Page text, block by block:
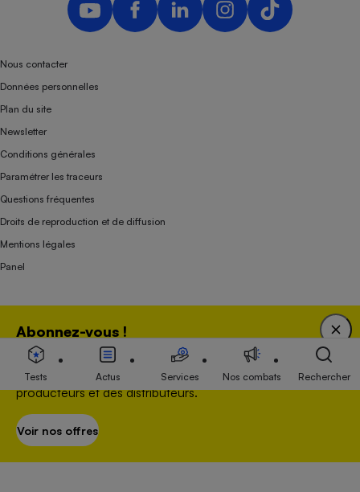
Abonnez-vous !
Bénéficiez d'une expertise unique tout en soutenant
une association 100 % indépendante de l'Etat, des
producteurs et des distributeurs.
Voir nos offres
Nous contacter
Données personnelles
Plan du site
Newsletter
Conditions générales
Paramétrer les traceurs
Questions fréquentes
Droits de reproduction et de diffusion
Mentions légales
Panel
Association indépendante de l’État, des syndicats, des producteurs et des
distributeurs depuis 1951.
Tests Actus Services Nos combats Rechercher